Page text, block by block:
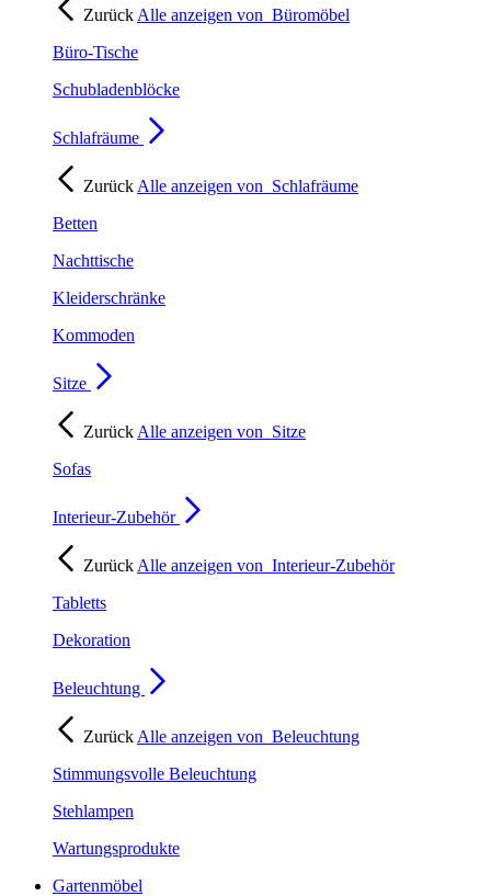
Zurück Alle anzeigen von Büromöbel
Büro-Tische
Schubladenblöcke
Schlafräume
Zurück Alle anzeigen von Schlafräume
Betten
Nachttische
Kleiderschränke
Kommoden
Sitze
Zurück Alle anzeigen von Sitze
Sofas
Interieur-Zubehör
Zurück Alle anzeigen von Interieur-Zubehör
Tabletts
Dekoration
Beleuchtung
Zurück Alle anzeigen von Beleuchtung
Stimmungsvolle Beleuchtung
Stehlampen
Wartungsprodukte
Gartenmöbel